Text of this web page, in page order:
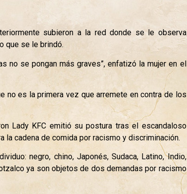
subieron a la red donde se le observa
que se le brindó.
no se pongan más graves”, enfatizó la mujer en el
no es la primera vez que arremete en contra de los
Lady KFC emitió su postura tras el escandaloso
cadena de comida por racismo y discriminación.
negro, chino, Japonés, Sudaca, Latino, Indio,
ya son objetos de dos demandas por racismo